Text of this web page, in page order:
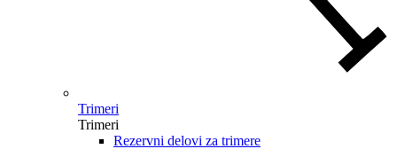
Trimeri
Trimeri
Rezervni delovi za trimere